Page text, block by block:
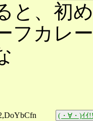
と、初
フカレ
(・∀・)ｲｲ